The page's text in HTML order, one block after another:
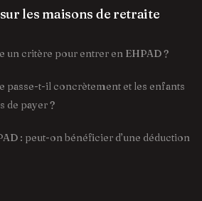
les maisons de retraite
un critère pour entrer en EHPAD ?
passe-t-il concrètement et les enfants
de payer ?
: peut-on bénéficier d’une déduction